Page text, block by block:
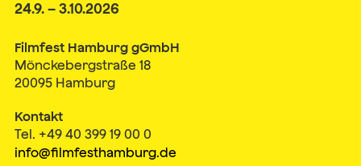
24.9. – 3.10.2026
Filmfest Hamburg gGmbH
Mönckebergstraße 18
20095 Hamburg
Kontakt
Tel. +49 40 399 19 00 0
info@filmfesthamburg.de